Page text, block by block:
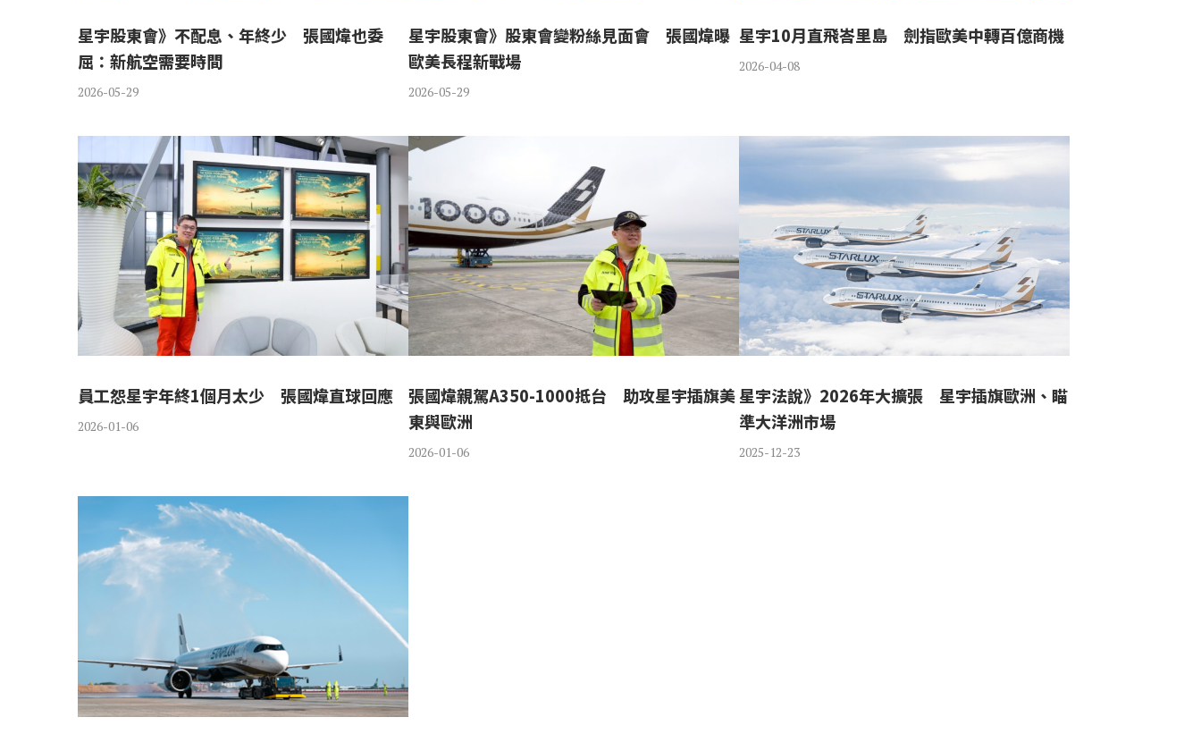
星宇股東會》不配息、年終少 張國煒也委
屈：新航空需要時間
2026-05-29
星宇股東會》股東會變粉絲見面會 張國煒曝
歐美長程新戰場
2026-05-29
星宇10月直飛峇里島 劍指歐美中轉百億商機
2026-04-08
員工怨星宇年終1個月太少 張國煒直球回應
2026-01-06
張國煒親駕A350-1000抵台 助攻星宇插旗美
東與歐洲
2026-01-06
星宇法說》2026年大擴張 星宇插旗歐洲、瞄
準大洋洲市場
2025-12-23